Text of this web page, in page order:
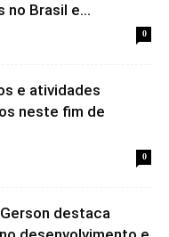
Brasil e...
0
e atividades
neste fim de
0
destaca